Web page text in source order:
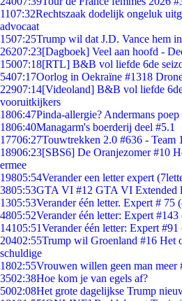
1107:32Rechtszaak dodelijk ongeluk
advocaat
1507:25Trump wil dat J.D. Vance hem
26207:23[Dagboek] Veel aan hoofd -
15007:18[RTL] B&B vol liefde 6de
5407:17Oorlog in Oekraïne #1318
22907:14[Videoland] B&B vol liefde
vooruitkijkers
1806:47Pinda-allergie? Andermans
1806:40Managarm's boerderij deel #5.1
17706:27Touwtrekken 2.0 #636 - Team
18906:23[SBS6] De Oranjezomer #10
ermee
19805:54Verander een letter expert
3805:53GTA VI #12 GTA VI Extended
1305:53Verander één letter. Expert # 75
4805:52Verander één letter: Expert #143
14105:51Verander één letter: Expert #91
20402:55Trump wil Groenland #16 Het
schuldige
1802:55Vrouwen willen geen man meer
3502:38Hoe kom je van egels af?
5002:08Het grote dagelijkse Trump